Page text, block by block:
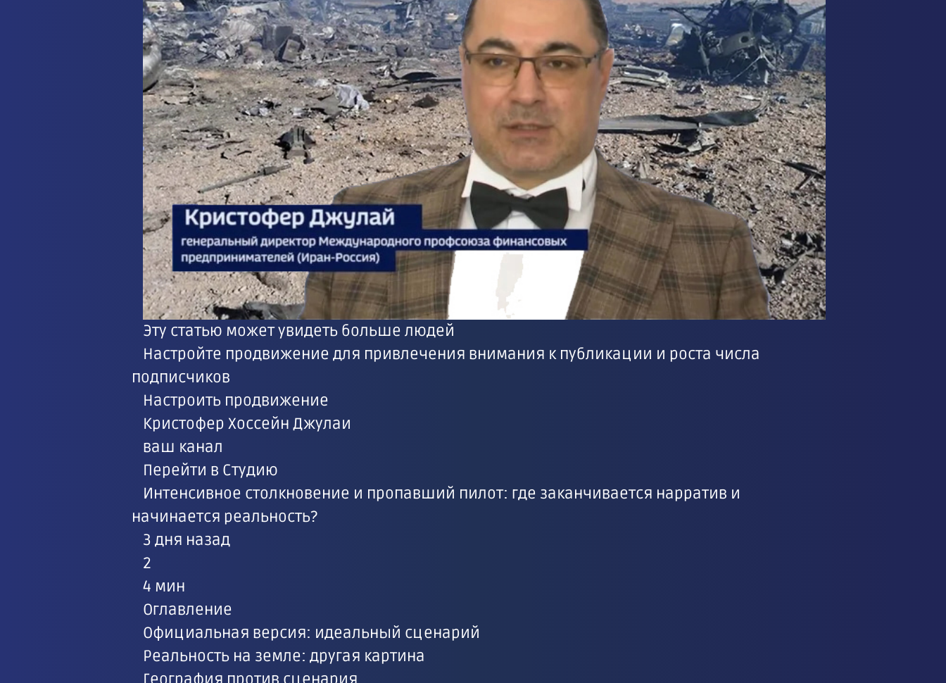
Эту статью может увидеть больше людей
Настройте продвижение для привлечения внимания к публикации и роста числа
подписчиков
Настроить продвижение
Кристофер Хоссейн Джулаи
ваш канал
Перейти в Студию
Интенсивное столкновение и пропавший пилот: где заканчивается нарратив и
начинается реальность?
3 дня назад
2
4 мин
Оглавление
Официальная версия: идеальный сценарий
Реальность на земле: другая картина